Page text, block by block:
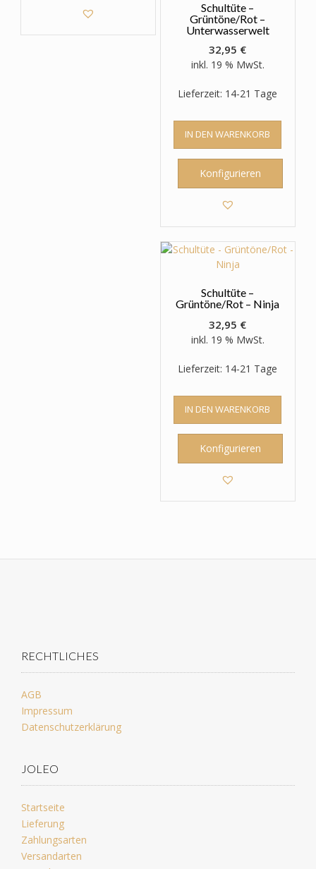
Schultüte –
Grüntöne/Rot –
Unterwasserwelt
32,95 €
inkl. 19 % MwSt.
Lieferzeit: 14-21 Tage
IN DEN WARENKORB
Konfigurieren
Schultüte –
Grüntöne/Rot – Ninja
32,95 €
inkl. 19 % MwSt.
Lieferzeit: 14-21 Tage
IN DEN WARENKORB
Konfigurieren
RECHTLICHES
AGB
Impressum
Datenschutzerklärung
JOLEO
Startseite
Lieferung
Zahlungsarten
Versandarten